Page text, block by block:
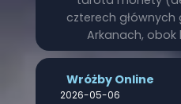
czterech głównych
Arkanach, obok
Wróżby Online
2026-05-06